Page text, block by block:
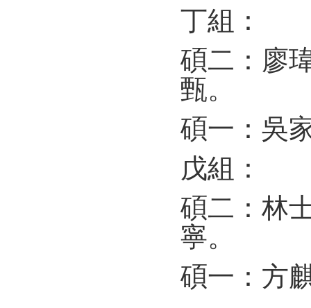
丁組：
碩二：廖
甄。
碩一：吳
戊組：
碩二：林
寧。
碩一：方